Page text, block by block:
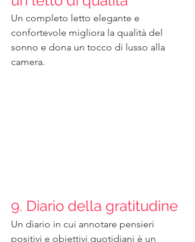
Un completo letto elegante e
confortevole migliora la qualità del
sonno e dona un tocco di lusso alla
camera.
9. Diario della gratitudine
Un diario in cui annotare pensieri
positivi e obiettivi quotidiani è un